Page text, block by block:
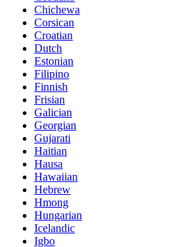
Chichewa
Corsican
Croatian
Dutch
Estonian
Filipino
Finnish
Frisian
Galician
Georgian
Gujarati
Haitian
Hausa
Hawaiian
Hebrew
Hmong
Hungarian
Icelandic
Igbo